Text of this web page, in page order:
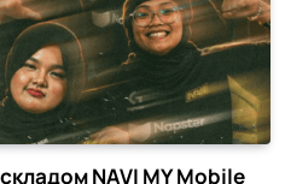
NAVI MY Mobile